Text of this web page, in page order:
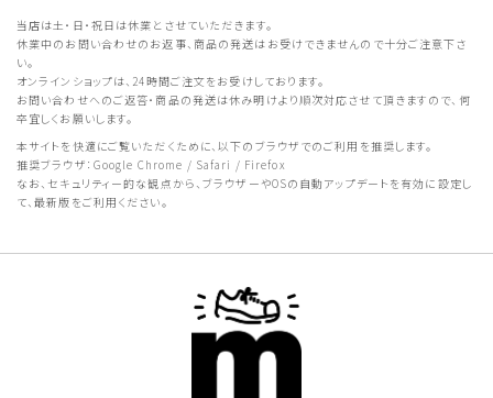
当店は土・日・祝日は休業とさせていただきます。
休業中のお問い合わせのお返事、商品の発送はお受けできませんので十分ご注意下さ
い。
オンラインショップは、24時間ご注文をお受けしております。
お問い合わせへのご返答・商品の発送は休み明けより順次対応させて頂きますので、何
卒宜しくお願いします。
本サイトを快適にご覧いただくために、以下のブラウザでのご利用を推奨します。
推奨ブラウザ：Google Chrome / Safari / Firefox
なお、セキュリティー的な観点から、ブラウザーやOSの自動アップデートを有効に設定し
て、最新版をご利用ください。